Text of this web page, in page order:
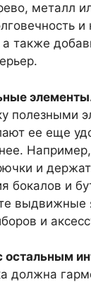
металл
также
полезными
ее еще
Например,
и
бокалов и
выдвижные
и
остальным
должна